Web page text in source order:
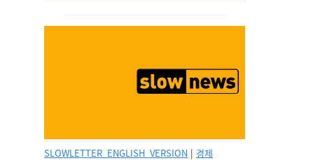
SLOWLETTER_ENGLISH_VERSION | 경제